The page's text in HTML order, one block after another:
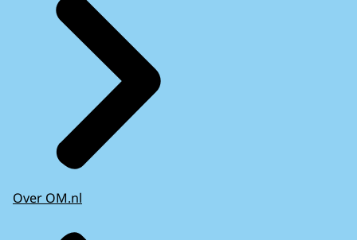
Over OM.nl